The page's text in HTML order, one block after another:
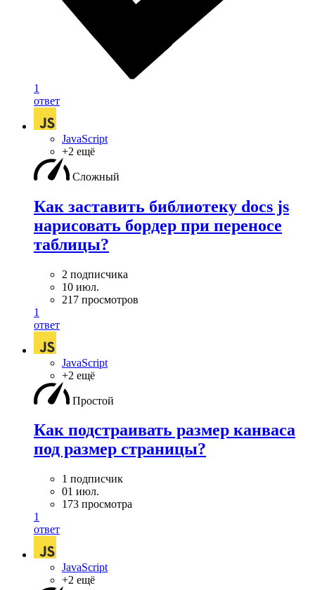
1
ответ
JavaScript
+2 ещё
Сложный
Как заставить библиотеку docs js
нарисовать бордер при переносе
таблицы?
2 подписчика
10 июл.
217 просмотров
1
ответ
JavaScript
+2 ещё
Простой
Как подстраивать размер канваса
под размер страницы?
1 подписчик
01 июл.
173 просмотра
1
ответ
JavaScript
+2 ещё